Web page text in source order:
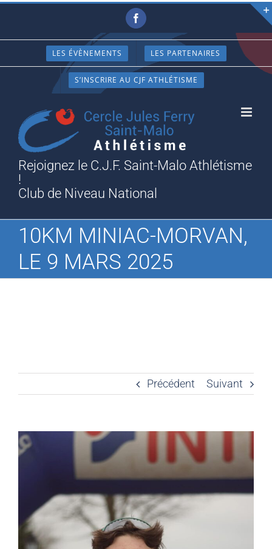
Passer
contenu
Facebook
LES ÉVÈNEMENTS LES PARTENAIRES
S’INSCRIRE AU CJF ATHLÉTISME
Rejoignez le C.J.F. Saint-Malo Athlétisme
!
Club de Niveau National
10KM MINIAC-MORVAN,
LE 9 MARS 2025
Précédent Suivant